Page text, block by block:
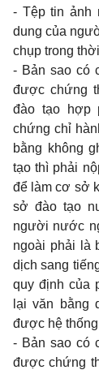
- Tệp tin ảnh
dung của
chụp trong
- Bản sao có
được chứng
đào tạo hợp
chứng chỉ
bằng không
tạo thì phải
để làm cơ sở
sở đào tạo
người nước
ngoài phải là
dịch sang
quy định của
lại văn bằng
được hệ
- Bản sao có
được chứng